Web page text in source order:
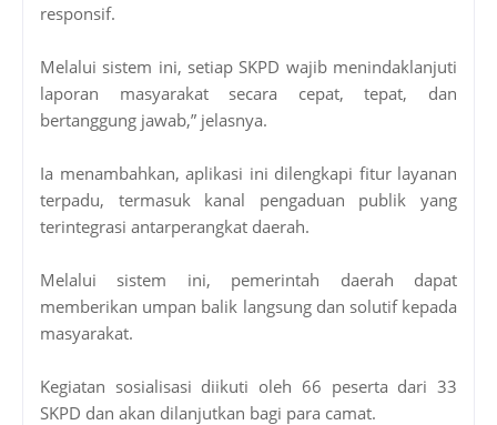
responsif.
Melalui sistem ini, setiap SKPD wajib menindaklanjuti
laporan masyarakat secara cepat, tepat, dan
bertanggung jawab,” jelasnya.
Ia menambahkan, aplikasi ini dilengkapi fitur layanan
terpadu, termasuk kanal pengaduan publik yang
terintegrasi antarperangkat daerah.
Melalui sistem ini, pemerintah daerah dapat
memberikan umpan balik langsung dan solutif kepada
masyarakat.
Kegiatan sosialisasi diikuti oleh 66 peserta dari 33
SKPD dan akan dilanjutkan bagi para camat.